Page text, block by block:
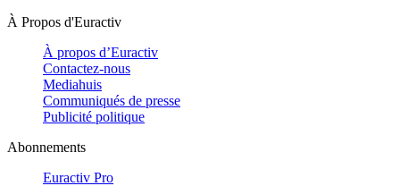
À Propos d'Euractiv
À propos d’Euractiv
Contactez-nous
Mediahuis
Communiqués de presse
Publicité politique
Abonnements
Euractiv Pro